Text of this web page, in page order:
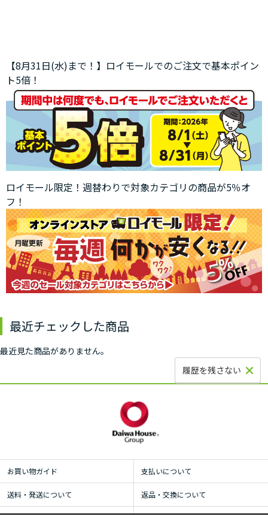
【8月31日(水)まで！】ロイモールでのご注文で基本ポイン
ト5倍！
ロイモール限定！週替わりで対象カテゴリの商品が5％オ
フ！
最近チェックした商品
最近見た商品がありません。
履歴を残さない
お買い物ガイド 支払いについて
送料・発送について 返品・交換について